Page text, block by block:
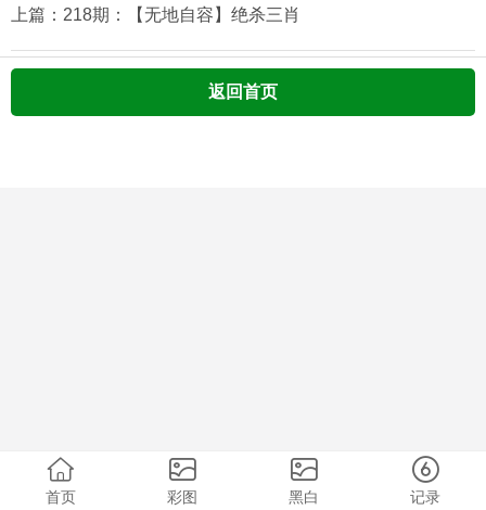
上篇：218期：【无地自容】绝杀三肖
返回首页
首页 彩图 黑白 记录